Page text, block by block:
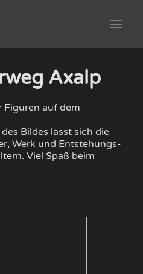
Axalp
Figuren auf dem
Bildes lässt sich die
Werk und Entstehungs-
Viel Spaß beim